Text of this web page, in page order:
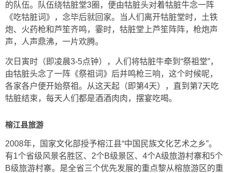
的队伍。队伍绕牯脏堂3圈，便由牯脏头对着牯脏牛念一阵
《吃牯脏词》，念毕后就回家。当人们离开牯脏堂时，土铁
炮、火药枪和芦笙齐鸣，霎时，牯脏堂上芦笙阵阵，枪炮声
声，人声鼎沸，一片欢腾。
次日寅时（即凌晨3-5点钟），人们将牯脏牛牵到“祭祖堂”，
由牯脏头念了一阵《祭祖词》后并鸣枪三响，这个时候呢，
各家各户便开始祭祖。从这天起（即第4天），直到第7天吃
牯脏结束，每天人们都是酒酒肉肉，摆宴吃喝。
榕江县旅游
2008年，国家文化部授予榕江县“中国民族文化艺术之乡”。
有1个省级风景名胜区、2个B级景区、4个A级旅游村寨和5个
B级旅游村寨。是全省三个优先发展的重点黎从榕旅游区的重